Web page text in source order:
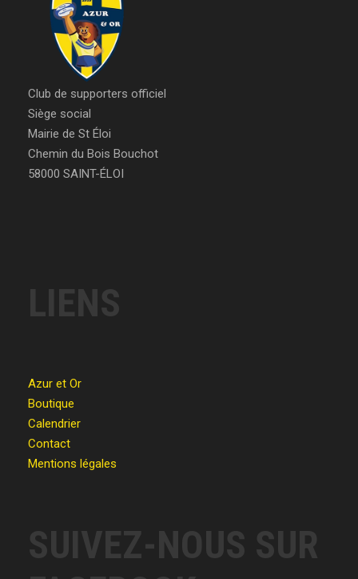
Club de supporters officiel
Siège social
Mairie de St Éloi
Chemin du Bois Bouchot
58000 SAINT-ÉLOI
LIENS
Azur et Or
Boutique
Calendrier
Contact
Mentions légales
SUIVEZ-NOUS SUR